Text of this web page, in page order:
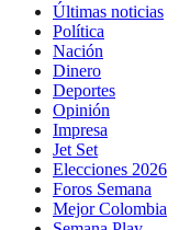
Últimas noticias
Política
Nación
Dinero
Deportes
Opinión
Impresa
Jet Set
Elecciones 2026
Foros Semana
Mejor Colombia